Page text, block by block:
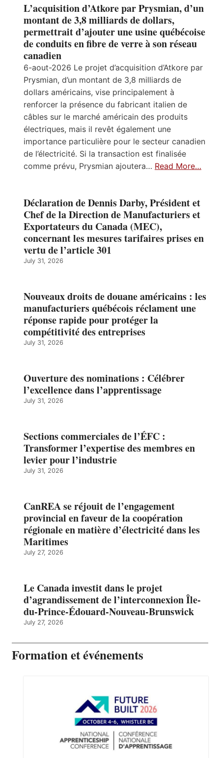
L’acquisition d’Atkore par Prysmian, d’un
montant de 3,8 milliards de dollars,
permettrait d’ajouter une usine québécoise
de conduits en fibre de verre à son réseau
canadien
6-aout-2026 Le projet d’acquisition d’Atkore par
Prysmian, d’un montant de 3,8 milliards de
dollars américains, vise principalement à
renforcer la présence du fabricant italien de
câbles sur le marché américain des produits
électriques, mais il revêt également une
importance particulière pour le secteur canadien
de l’électricité. Si la transaction est finalisée
comme prévu, Prysmian ajoutera… Read More…
Déclaration de Dennis Darby, Président et
Chef de la Direction de Manufacturiers et
Exportateurs du Canada (MEC),
concernant les mesures tarifaires prises en
vertu de l’article 301
July 31, 2026
Nouveaux droits de douane américains : les
manufacturiers québécois réclament une
réponse rapide pour protéger la
compétitivité des entreprises
July 31, 2026
Ouverture des nominations : Célébrer
l’excellence dans l’apprentissage
July 31, 2026
Sections commerciales de l’ÉFC :
Transformer l’expertise des membres en
levier pour l’industrie
July 31, 2026
CanREA se réjouit de l’engagement
provincial en faveur de la coopération
régionale en matière d’électricité dans les
Maritimes
July 27, 2026
Le Canada investit dans le projet
d’agrandissement de l’interconnexion Île-
du-Prince-Édouard-Nouveau-Brunswick
July 27, 2026
Formation et événements